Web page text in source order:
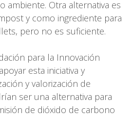
ambiente. Otra alternativa es
y como ingrediente para
pero no es suficiente.
para la Innovación
esta iniciativa y
y valorización de
ser una alternativa para
de dióxido de carbono